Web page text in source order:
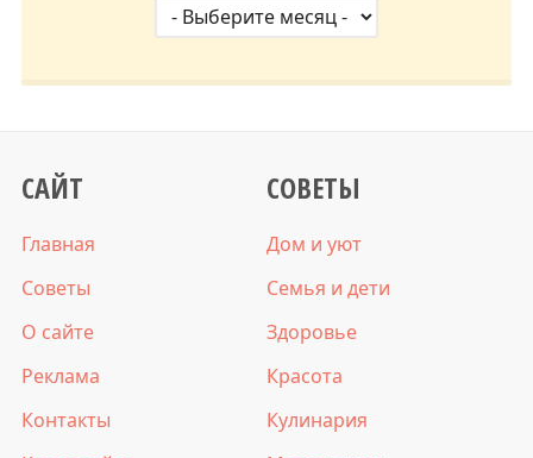
САЙТ
Главная
Советы
О сайте
Реклама
Контакты
СОВЕТЫ
Дом и уют
Семья и дети
Здоровье
Красота
Кулинария